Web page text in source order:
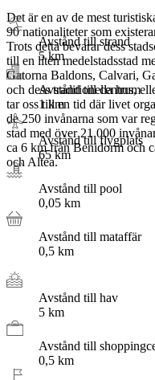
Det är en av de mest
90 nationaliteter som
Trots detta bevarar dess
till en liten medelstadsstad
Gatorna Baldons, Calvari,
och dess traditionella hus,
tar oss till en tid där livet
de 250 invånarna som var
stad med över 21 000
ca 6 km från Benidorm och
och Altea.
Avstånd till strand
5km
Avstånd till centrum
1km
Avstånd till flygplats
65km
Avstånd till pool
0,05 km
Avstånd till mataffär
0,5 km
Avstånd till hav
5 km
Avstånd till
0,5 km